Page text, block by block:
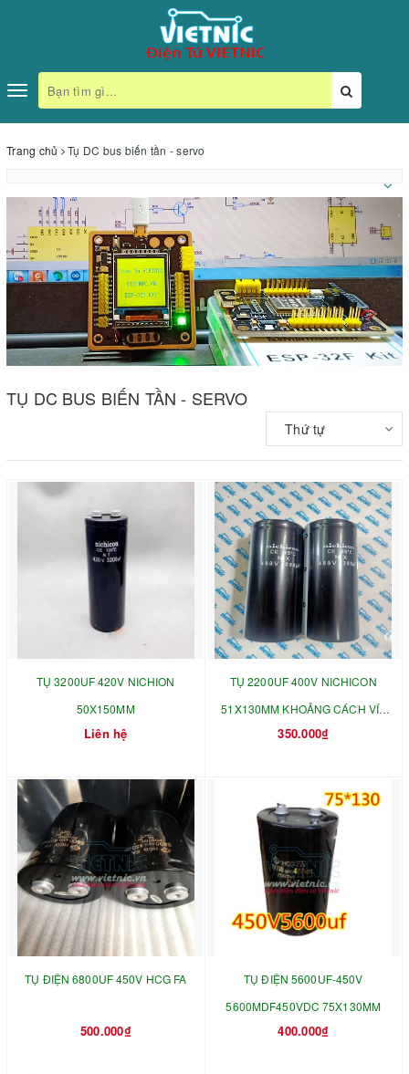
Toggle
navigation
Trang chủ Tụ DC bus biến tần - servo
TỤ DC BUS BIẾN TẦN - SERVO
Thứ tự
TỤ 3200UF 420V NICHION
50X150MM
Liên hệ
TỤ 2200UF 400V NICHICON
51X130MM KHOẢNG CÁCH VÍT
22MM
350.000₫
TỤ ĐIỆN 6800UF 450V HCG FA
500.000₫
TỤ ĐIỆN 5600UF-450V
5600MDF450VDC 75X130MM
400.000₫